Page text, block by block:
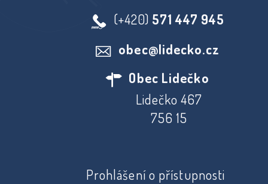
(+420) 571 447 945
obec@lidecko.cz
Obec Lidečko
Lidečko 467
756 15
Prohlášení o přístupnosti